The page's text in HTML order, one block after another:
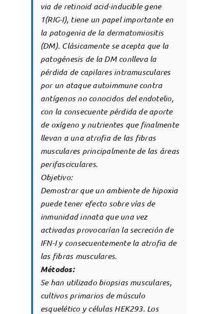
via de retinoid acid-inducible gene
1(RIG-I), tiene un papel importante en
la patogenia de la dermatomiositis
(DM). Clásicamente se acepta que la
patogénesis de la DM conlleva la
pérdida de capilares intramusculares
por un ataque autoimmune contra
antígenos no conocidos del endotelio,
con la consecuente pérdida de aporte
de oxígeno y nutrientes que finalmente
llevan a una atrofia de las fibras
musculares principalmente de las áreas
perifasciculares.
Objetivo:
Demostrar que un ambiente de hipoxia
puede tener efecto sobre vías de
inmunidad innata que una vez
activadas provocarían la secreción de
IFN-I y consecuentemente la atrofia de
las fibras musculares.
Métodos:
Se han utilizado biopsias musculares,
cultivos primarios de músculo
esquelético y células HEK293. Los